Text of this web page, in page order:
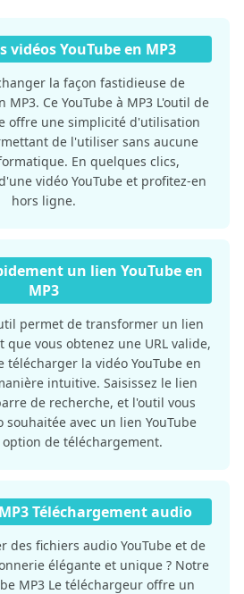
vidéos YouTube en MP3
la façon fastidieuse de
MP3. Ce YouTube à MP3 L'outil de
offre une simplicité d'utilisation
de l'utiliser sans aucune
En quelques clics,
vidéo YouTube et profitez-en
hors ligne.
un lien YouTube en
MP3
permet de transformer un lien
que vous obtenez une URL valide,
télécharger la vidéo YouTube en
intuitive. Saisissez le lien
de recherche, et l'outil vous
souhaitée avec un lien YouTube
de téléchargement.
Téléchargement audio
des fichiers audio YouTube et de
élégante et unique ? Notre
MP3 Le téléchargeur offre un